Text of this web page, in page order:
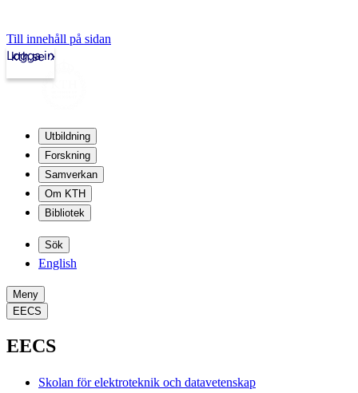
Till innehåll på sidan
kth.se
Logga in
Utbildning
Forskning
Samverkan
Om KTH
Bibliotek
Sök
English
Meny
EECS
EECS
Skolan för elektroteknik och datavetenskap